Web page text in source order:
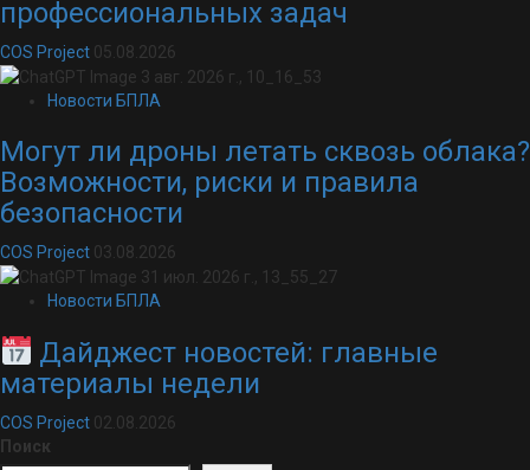
профессиональных задач
COS Project 05.08.2026
Новости БПЛА
Могут ли дроны летать сквозь облака?
Возможности, риски и правила
безопасности
COS Project 03.08.2026
Новости БПЛА
Дайджест новостей: главные
материалы недели
COS Project 02.08.2026
Поиск